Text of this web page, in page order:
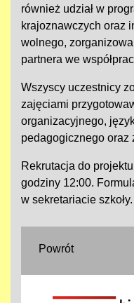
również udział w
krajoznawczych oraz
wolnego,
partnera we
Wszyscy uczestnicy
zajęciami
organizacyjnego,
pedagogicznego oraz
Rekrutacja do
godziny 12:00.
w sekretariacie szkoły.
Powrót